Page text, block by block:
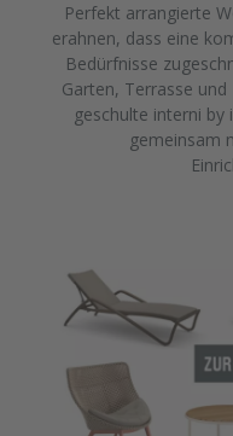
Perfekt arrangierte
erahnen, dass eine
Bedürfnisse
Garten, Terrasse
geschulte interni
gemeinsam